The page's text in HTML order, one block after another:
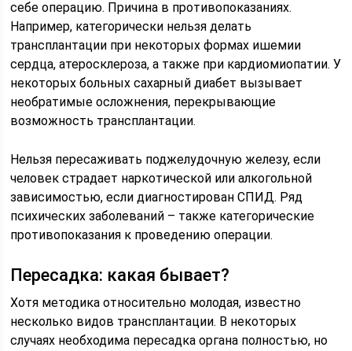
себе операцию. Причина в противопоказаниях.
Например, категорически нельзя делать
трансплантации при некоторых формах ишемии
сердца, атеросклероза, а также при кардиомиопатии. У
некоторых больных сахарный диабет вызывает
необратимые осложнения, перекрывающие
возможность трансплантации.
Нельзя пересаживать поджелудочную железу, если
человек страдает наркотической или алкогольной
зависимостью, если диагностирован СПИД. Ряд
психических заболеваний – также категорические
противопоказания к проведению операции.
Пересадка: какая бывает?
Хотя методика относительно молодая, известно
несколько видов трансплантации. В некоторых
случаях необходима пересадка органа полностью, но